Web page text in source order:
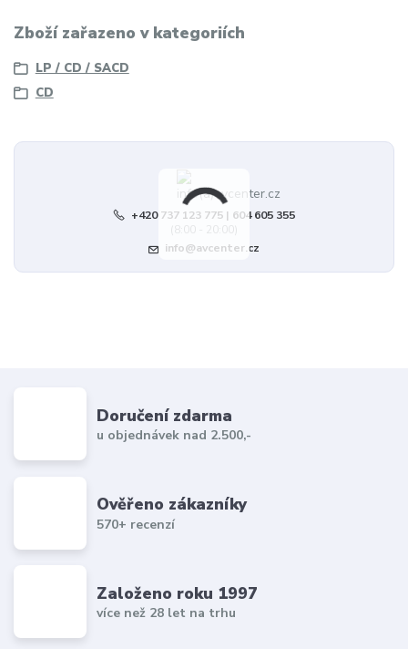
Zboží zařazeno v kategoriích
LP / CD / SACD
CD
+420 737 123 775 | 604 605 355
(8:00 - 20:00)
info@avcenter.cz
Doručení zdarma
u objednávek nad 2.500,-
Ověřeno zákazníky
570+ recenzí
Založeno roku 1997
více než 28 let na trhu